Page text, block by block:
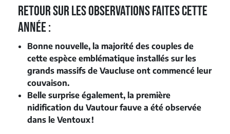
Retour sur les observations faites cette
année :
Bonne nouvelle, la majorité des couples de
cette espèce emblématique installés sur les
grands massifs de Vaucluse ont commencé leur
couvaison.
Belle surprise également, la première
nidification du Vautourfauve a été observée
dans le Ventoux !